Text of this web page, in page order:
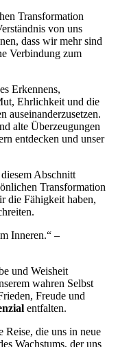
Transformation
von uns
dass wir mehr sind
Verbindung zum
Erkennens,
Ehrlichkeit und die
auseinanderzusetzen.
alte Überzeugungen
entdecken und unser
Abschnitt
Transformation
die Fähigkeit haben,
Inneren.“ –
und Weisheit
wahren Selbst
Freude und
entfalten.
Reise, die uns in neue
Wachstums, der uns